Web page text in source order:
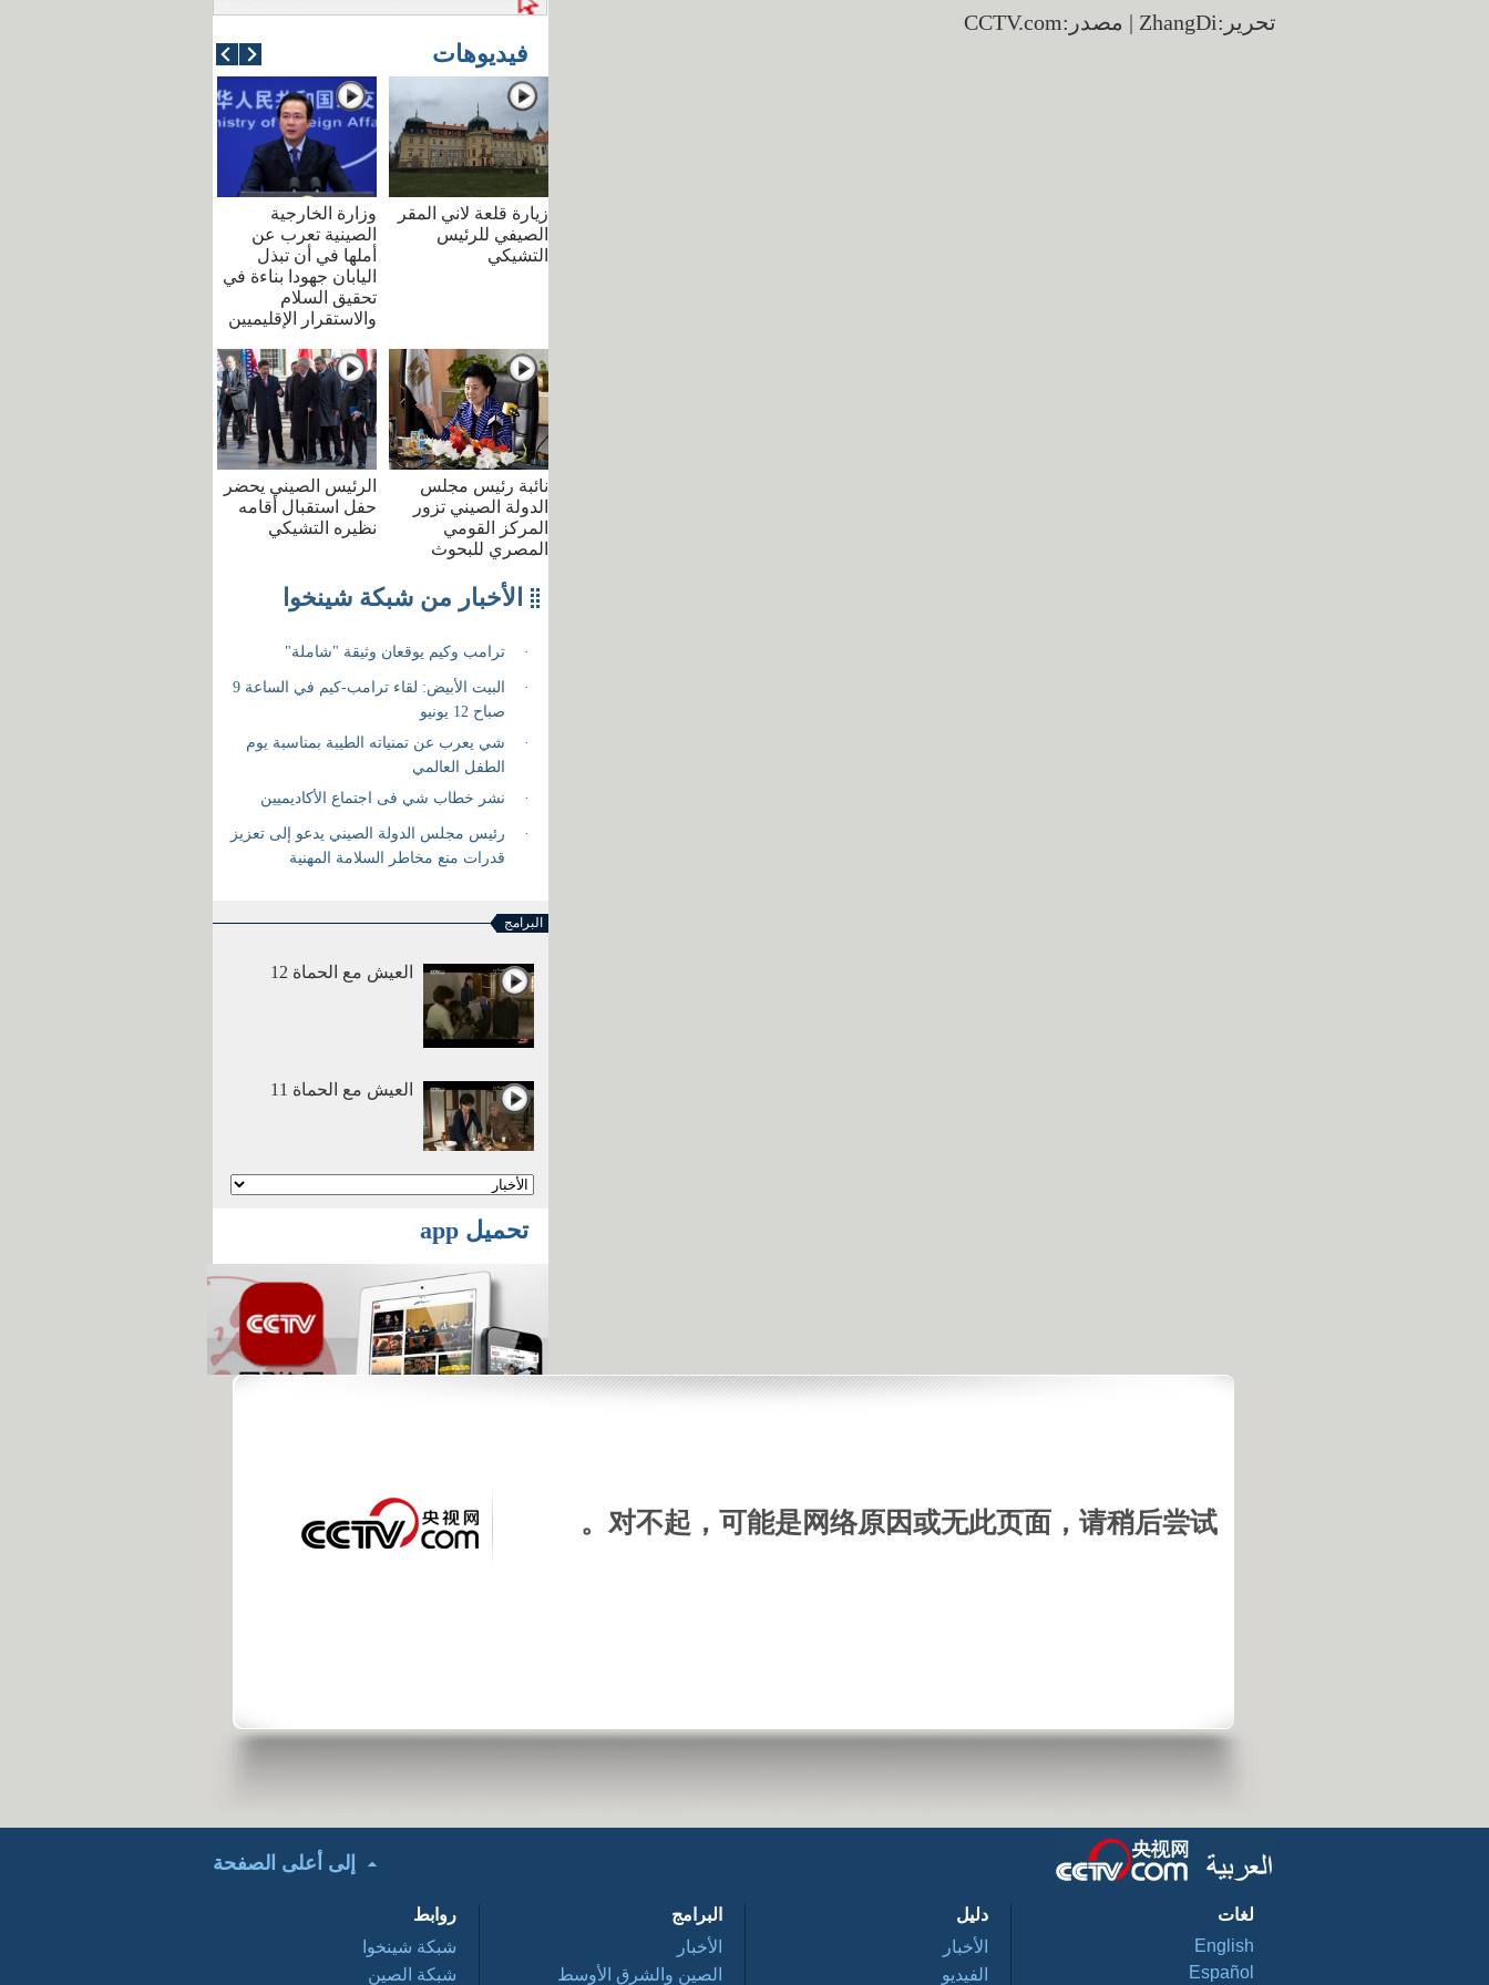
فيديوهات
وزارة الخارجية
الصينية تعرب عن
أملها في أن تبذل
اليابان جهودا بناءة في
تحقيق السلام
والاستقرار الإقليميين
زيارة قلعة لاني المقر
الصيفي للرئيس
التشيكي
الرئيس الصيني يحضر
حفل استقبال أقامه
نظيره التشيكي
نائبة رئيس مجلس
الدولة الصيني تزور
المركز القومي
المصري للبحوث
البرامج
العيش مع الحماة 12
العيش مع الحماة 11
أنا وأمي نتزوج معا 1
تحميل app
تحرير:ZhangDi | مصدر:CCTV.com
对不起，可能是网络原因或无此页面，请稍后尝试。
إلى أعلى الصفحة
لغات
English
Español
دليل
الأخبار
الفيديو
البرامج
الأخبار
الصين والشرق الأوسط
روابط
شبكة شينخوا
شبكة الصين